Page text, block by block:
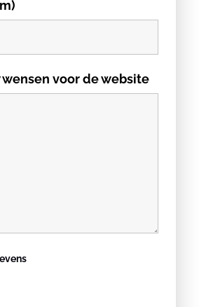
voor de website